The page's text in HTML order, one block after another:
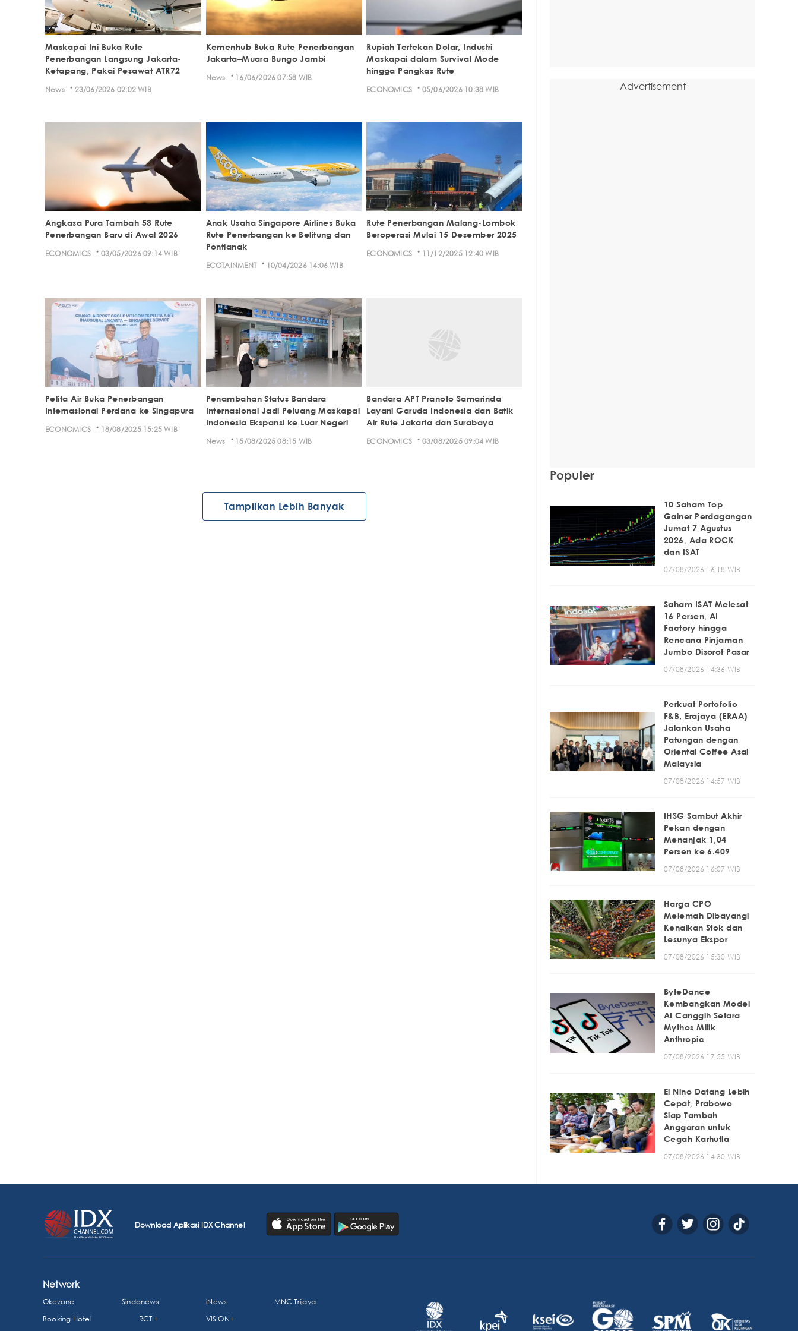
Maskapai Ini Buka Rute
Penerbangan Langsung Jakarta-
Ketapang, Pakai Pesawat ATR72
News · 23/06/2026 02:02 WIB
Kemenhub Buka Rute Penerbangan
Jakarta–Muara Bungo Jambi
News · 16/06/2026 07:58 WIB
Rupiah Tertekan Dolar, Industri
Maskapai dalam Survival Mode
hingga Pangkas Rute
ECONOMICS · 05/06/2026 10:38 WIB
Angkasa Pura Tambah 53 Rute
Penerbangan Baru di Awal 2026
ECONOMICS · 03/05/2026 09:14 WIB
Anak Usaha Singapore Airlines Buka
Rute Penerbangan ke Belitung dan
Pontianak
ECOTAINMENT · 10/04/2026 14:06 WIB
Rute Penerbangan Malang-Lombok
Beroperasi Mulai 15 Desember 2025
ECONOMICS · 11/12/2025 12:40 WIB
Pelita Air Buka Penerbangan
Internasional Perdana ke Singapura
ECONOMICS · 18/08/2025 15:25 WIB
Penambahan Status Bandara
Internasional Jadi Peluang Maskapai
Indonesia Ekspansi ke Luar Negeri
News · 15/08/2025 08:15 WIB
Bandara APT Pranoto Samarinda
Layani Garuda Indonesia dan Batik
Air Rute Jakarta dan Surabaya
ECONOMICS · 03/08/2025 09:04 WIB
Tampilkan Lebih Banyak
Advertisement
Populer
10 Saham Top
Gainer Perdagangan
Jumat 7 Agustus
2026, Ada ROCK
dan ISAT
07/08/2026 16:18 WIB
Saham ISAT Melesat
16 Persen, AI
Factory hingga
Rencana Pinjaman
Jumbo Disorot Pasar
07/08/2026 14:36 WIB
Perkuat Portofolio
F&B, Erajaya (ERAA)
Jalankan Usaha
Patungan dengan
Oriental Coffee Asal
Malaysia
07/08/2026 14:57 WIB
IHSG Sambut Akhir
Pekan dengan
Menanjak 1,04
Persen ke 6.409
07/08/2026 16:07 WIB
Harga CPO
Melemah Dibayangi
Kenaikan Stok dan
Lesunya Ekspor
07/08/2026 15:30 WIB
ByteDance
Kembangkan Model
AI Canggih Setara
Mythos Milik
Anthropic
07/08/2026 17:55 WIB
El Nino Datang Lebih
Cepat, Prabowo
Siap Tambah
Anggaran untuk
Cegah Karhutla
07/08/2026 14:30 WIB
Download Aplikasi IDX Channel
Network
Okezone Sindonews iNews
MNC Trijaya
Booking Hotel
RCTI+ VISION+